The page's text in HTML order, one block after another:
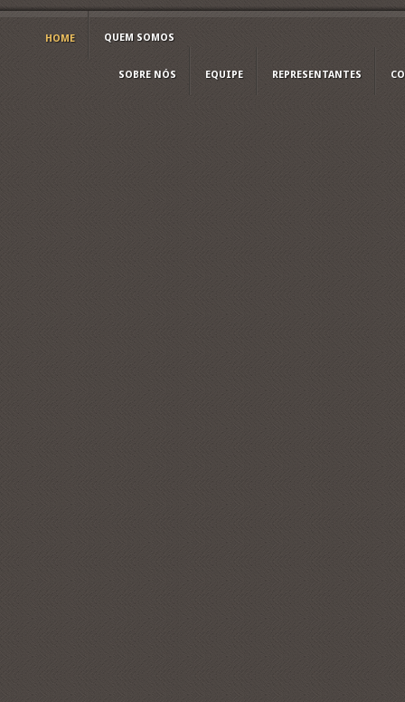
HOME QUEM SOMOS
SOBRE NÓS EQUIPE REPRESENTANTES